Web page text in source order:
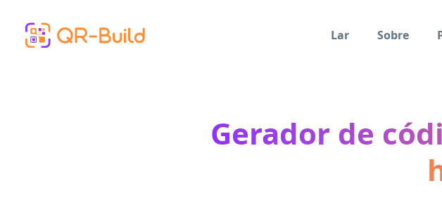
Lar
Sobre
Gerador de